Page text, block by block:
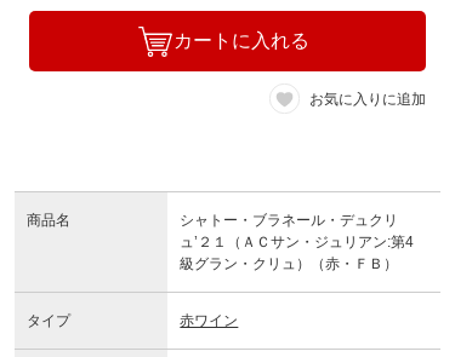
カートに入れる
お気に入りに追加
商品名
シャトー・ブラネール・デュクリ
ュ’２１（ＡＣサン・ジュリアン:第4
級グラン・クリュ）（赤・ＦＢ）
タイプ 赤ワイン